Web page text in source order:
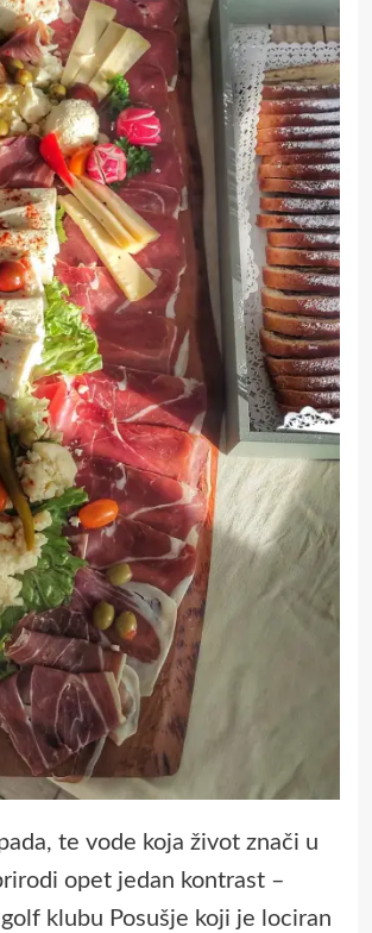
te vode koja život znači u
opet jedan kontrast –
klubu Posušje koji je lociran